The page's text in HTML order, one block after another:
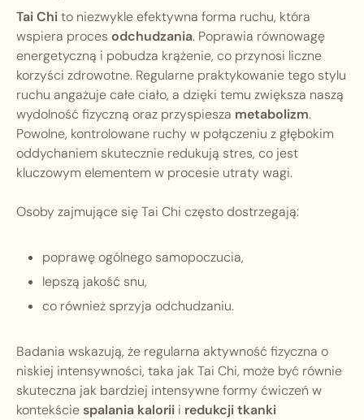
Tai Chito niezwykle efektywna forma ruchu, która
wspiera proces odchudzania. Poprawia równowagę
energetyczną i pobudza krążenie, co przynosi liczne
korzyści zdrowotne. Regularne praktykowanie tego stylu
ruchu angażuje całe ciało, a dzięki temu zwiększa naszą
wydolność fizyczną oraz przyspiesza metabolizm.
Powolne, kontrolowane ruchy w połączeniu z głębokim
oddychaniem skutecznie redukują stres, co jest
kluczowym elementem w procesie utraty wagi.
Osoby zajmujące się Tai Chi często dostrzegają:
poprawę ogólnego samopoczucia,
lepszą jakość snu,
co również sprzyja odchudzaniu.
Badania wskazują, że regularna aktywność fizyczna o
niskiej intensywności, taka jak Tai Chi, może być równie
skuteczna jak bardziej intensywne formy ćwiczeń w
kontekściespalania kalorii i redukcji tkanki